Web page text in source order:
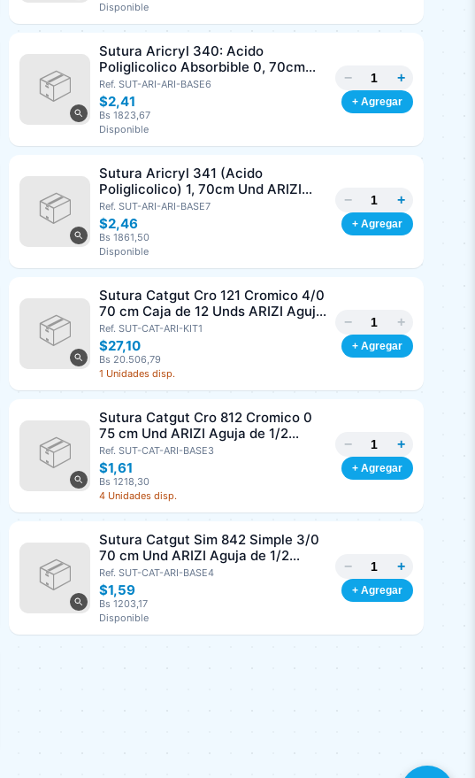
Disponible
Sutura Aricryl 340: Acido
Poliglicolico Absorbible 0, 70cm
Und ARIZI Aguja de 1/2 Punta
Cónica 36mm
Ref. SUT-ARI-ARI-BASE6
$2,41
Bs 1823,67
Disponible
− +
+ Agregar
Sutura Aricryl 341 (Acido
Poliglicolico) 1, 70cm Und ARIZI
Aguja de 1/2 Circulo Punta Conica
36mm
Ref. SUT-ARI-ARI-BASE7
$2,46
Bs 1861,50
Disponible
− +
+ Agregar
Sutura Catgut Cro 121 Cromico 4/0
70 cm Caja de 12 Unds ARIZI Aguja
de 1/2 Circulo Punta Conica 26 mm
Ref. SUT-CAT-ARI-KIT1
$27,10
Bs 20.506,79
1 Unidades disp.
− +
+ Agregar
Sutura Catgut Cro 812 Cromico 0
75 cm Und ARIZI Aguja de 1/2
Circulo Punta Conica 37 mm
Ref. SUT-CAT-ARI-BASE3
$1,61
Bs 1218,30
4 Unidades disp.
− +
+ Agregar
Sutura Catgut Sim 842 Simple 3/0
70 cm Und ARIZI Aguja de 1/2
Circulo Punta Conica 36 mm
Ref. SUT-CAT-ARI-BASE4
$1,59
Bs 1203,17
Disponible
− +
+ Agregar